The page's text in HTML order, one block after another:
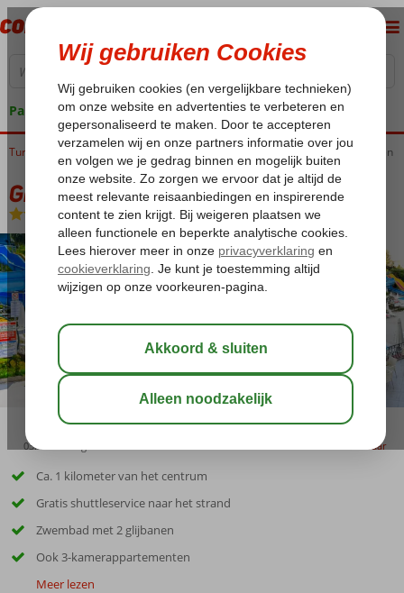
Pakketgarantie
Home
Turkije Turkse Riviera Alanya Alanya-Centrum Green Park Appartementen
Green Park Appartementen
Logies-Appartement
03:45 bewaar
Ca. 1 kilometer van het centrum
Gratis shuttleservice naar het strand
Zwembad met 2 glijbanen
Ook 3-kamerappartementen
Meer lezen